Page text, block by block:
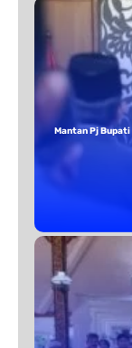
Mantan Pj